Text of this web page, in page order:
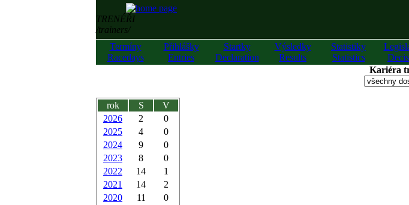
TRENÉŘI
/trainers/
Termíny
Racedays
Přihlášky
Entries
Startky
Declaration
Výsledky
Results
Statistiky
Statistics
Kariéra
rok S
V
2026
2
0
2025
4
0
2024
9
0
2023
8
0
2022
14
1
2021
14
2
2020
11
0